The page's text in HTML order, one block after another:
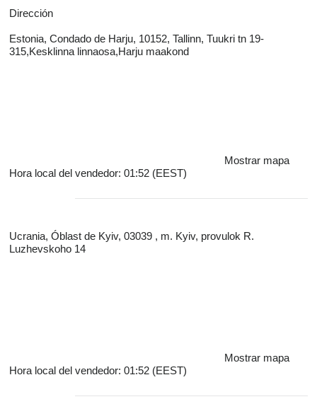
Dirección
Estonia, Condado de Harju, 10152, Tallinn, Tuukri tn 19-
315,Kesklinna linnaosa,Harju maakond
Mostrar mapa
Hora local del vendedor: 01:52 (EEST)
Ucrania, Óblast de Kyiv, 03039 , m. Kyiv, provulok R.
Luzhevskoho 14
Mostrar mapa
Hora local del vendedor: 01:52 (EEST)